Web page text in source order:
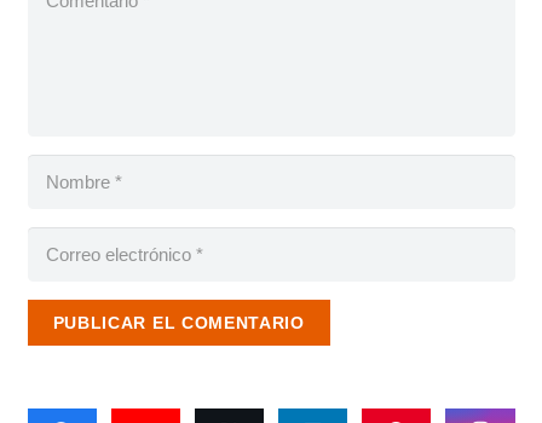
PUBLICAR EL COMENTARIO